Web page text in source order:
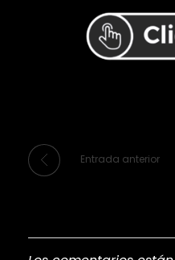
Entrada anterior